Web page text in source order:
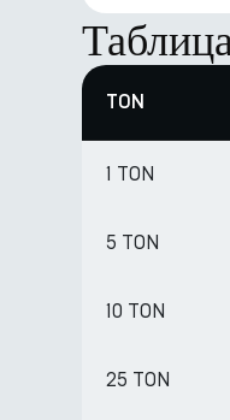
TON
1 TON
5 TON
10 TON
25 TON